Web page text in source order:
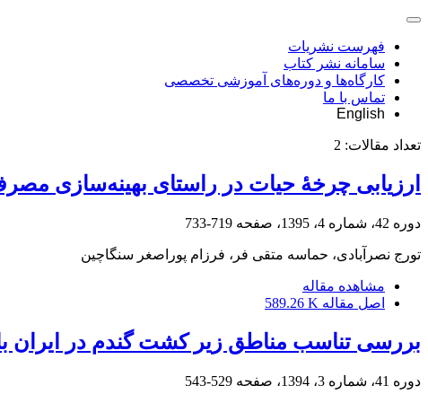
فهرست نشریات
سامانه نشر کتاب
کارگاه‌ها و دوره‌های آموزشی تخصصی
تماس با ما
English
تعداد مقالات: 2
ارزیابی چرخۀ حیات در راستای بهینه‌سازی
دوره 42، شماره 4، 1395، صفحه 719-733
تورج نصرآبادی، حماسه متقی فر، فرزام پوراصغر سنگاچین
مشاهده مقاله
اصل مقاله 589.26 K
بررسی تناسب مناطق زیر کشت گندم در ایران
دوره 41، شماره 3، 1394، صفحه 529-543